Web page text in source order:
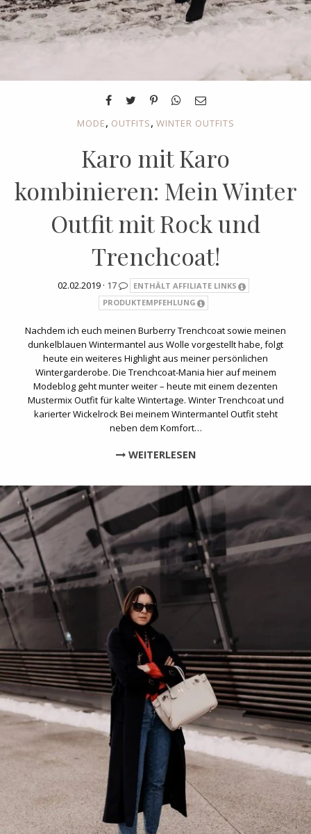
MODE, OUTFITS, WINTER OUTFITS
Karo mit Karo
kombinieren: Mein Winter
Outfit mit Rock und
Trenchcoat!
02.02.2019 · 17
ENTHÄLT AFFILIATE LINKS
PRODUKTEMPFEHLUNG
Nachdem ich euch meinen Burberry Trenchcoat sowie meinen
dunkelblauen Wintermantel aus Wolle vorgestellt habe, folgt
heute ein weiteres Highlight aus meiner persönlichen
Wintergarderobe. Die Trenchcoat-Mania hier auf meinem
Modeblog geht munter weiter – heute mit einem dezenten
Mustermix Outfit für kalte Wintertage. Winter Trenchcoat und
karierter Wickelrock Bei meinem Wintermantel Outfit steht
neben dem Komfort…
WEITERLESEN